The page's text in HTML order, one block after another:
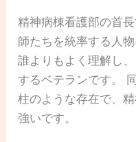
精神病棟看護部の首
師たちを統率する人
誰よりもよく理解し
するベテランです。
柱のような存在で、
強いです。